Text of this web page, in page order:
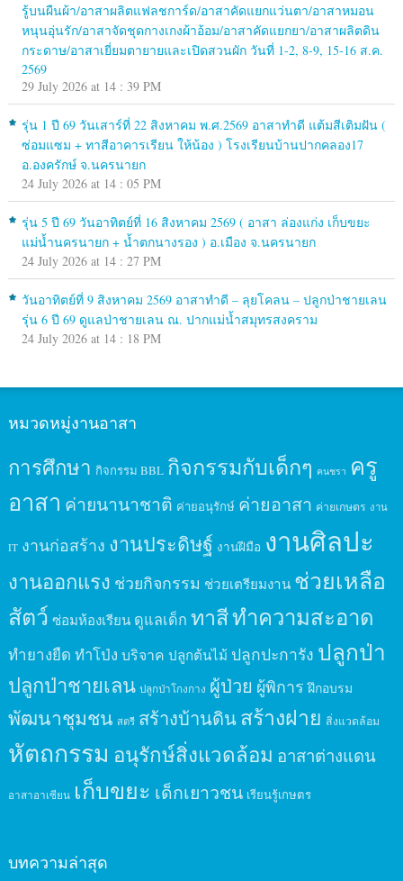
รู้บนผืนผ้า/อาสาผลิตแฟลชการ์ด/อาสาคัดแยกแว่นตา/อาสาหมอน
หนุนอุ่นรัก/อาสาจัดชุดกางเกงผ้าอ้อม/อาสาคัดแยกยา/อาสาผลิตดิน
กระดาษ/อาสาเยี่ยมตายายและเปิดสวนผัก วันที่ 1-2, 8-9, 15-16 ส.ค.
2569
29 July 2026 at 14 : 39 PM
รุ่น 1 ปี 69 วันเสาร์ที่ 22 สิงหาคม พ.ศ.2569 อาสาทำดี แต้มสีเติมฝัน (
ซ่อมแซม + ทาสีอาคารเรียน ให้น้อง ) โรงเรียนบ้านปากคลอง17
อ.องครักษ์ จ.นครนายก
24 July 2026 at 14 : 05 PM
รุ่น 5 ปี 69 วันอาทิตย์ที่ 16 สิงหาคม 2569 ( อาสา ล่องแก่ง เก็บขยะ
แม่น้ำนครนายก + น้ำตกนางรอง ) อ.เมือง จ.นครนายก
24 July 2026 at 14 : 27 PM
วันอาทิตย์ที่ 9 สิงหาคม 2569 อาสาทำดี – ลุยโคลน – ปลูกป่าชายเลน
รุ่น 6 ปี 69 ดูแลป่าชายเลน ณ. ปากแม่น้ำสมุทรสงคราม
24 July 2026 at 14 : 18 PM
หมวดหมู่งานอาสา
การศึกษา กิจกรรม BBL กิจกรรมกับเด็กๆ คนชรา ครู
อาสา ค่ายนานาชาติ ค่ายอนุรักษ์ ค่ายอาสา ค่ายเกษตร งาน
IT งานก่อสร้าง งานประดิษฐ์ งานฝีมือ งานศิลปะ
งานออกแรง ช่วยกิจกรรม ช่วยเตรียมงาน ช่วยเหลือ
สัตว์ ซ่อมห้องเรียน ดูแลเด็ก ทาสีทำความสะอาด
ทำยางยืด ทำโป่ง บริจาค ปลูกต้นไม้ ปลูกปะการัง ปลูกป่า
ปลูกป่าชายเลน ปลูกป่าโกงกาง ผู้ป่วย ผู้พิการ ฝึกอบรม
พัฒนาชุมชน สตรี สร้างบ้านดินสร้างฝาย สิ่งแวดล้อม
หัตถกรรม อนุรักษ์สิ่งแวดล้อม อาสาต่างแดน
อาสาอาเซียน เก็บขยะ เด็กเยาวชน เรียนรู้เกษตร
บทความล่าสุด